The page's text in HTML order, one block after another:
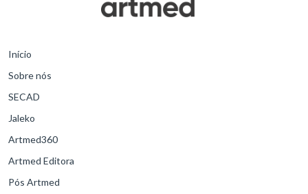
Início
Sobre nós
SECAD
Jaleko
Artmed360
Artmed Editora
Pós Artmed